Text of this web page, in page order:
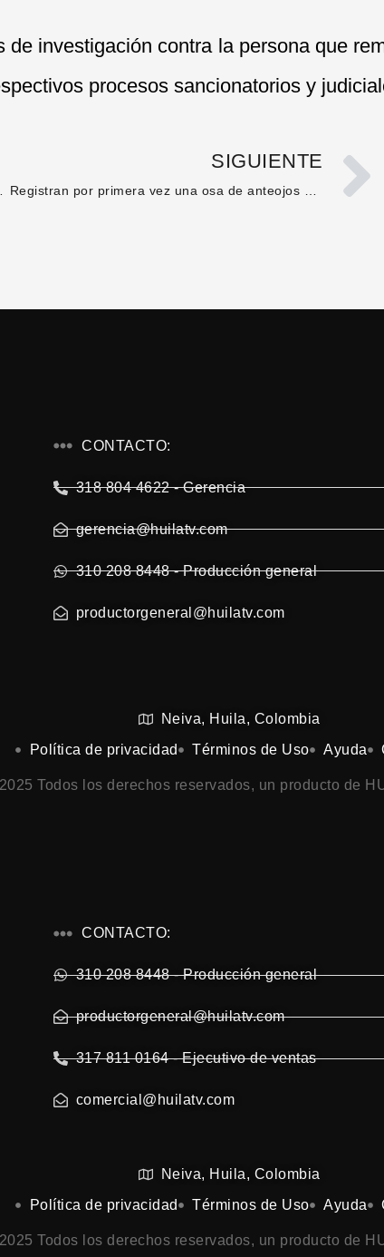
investigación contra la persona que
procesos sancionatorios y
SIGUIENTE
CONTACTO:
318 804 4622 - Gerencia
gerencia@huilatv.com
310 208 8448 - Producción general
productorgeneral@huilatv.com
Neiva, Huila, Colombia
Política de privacidad
Términos de Uso Ayuda
Todos los derechos reservados, un producto de
CONTACTO:
310 208 8448 - Producción general
productorgeneral@huilatv.com
317 811 0164 - Ejecutivo de ventas
comercial@huilatv.com
Neiva, Huila, Colombia
Política de privacidad
Términos de Uso Ayuda
Todos los derechos reservados, un producto de